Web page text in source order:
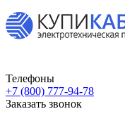
Телефоны
+7 (800) 777-94-78
Заказать звонок